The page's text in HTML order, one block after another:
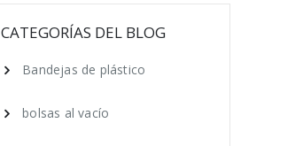
CATEGORÍAS DEL BLOG
Bandejas de plástico
bolsas al vacío